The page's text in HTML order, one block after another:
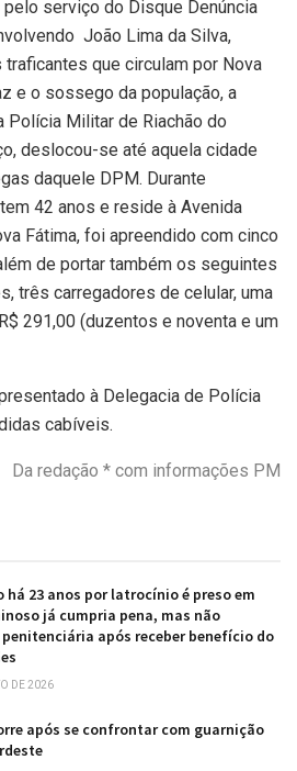
serviço do Disque Denúncia
João Lima da Silva,
que circulam por Nova
e o sossego da população, a
Polícia Militar de Riachão do
deslocou-se até aquela cidade
daquele DPM. Durante
42 anos e reside à Avenida
Fátima, foi apreendido com cinco
de portar também os seguintes
três carregadores de celular, uma
291,00 (duzentos e noventa e um
à Delegacia de Polícia
cabíveis.
Da redação * com informações PM
há 23 anos por latrocínio é preso em
já cumpria pena, mas não
após receber benefício do
DE 2026
após se confrontar com guarnição